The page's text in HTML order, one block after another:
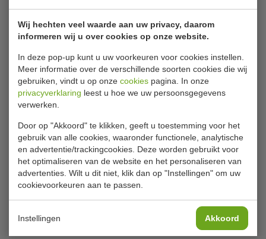
Wij hechten veel waarde aan uw privacy, daarom
informeren wij u over cookies op onze website.
In deze pop-up kunt u uw voorkeuren voor cookies instellen.
Meer informatie over de verschillende soorten cookies die wij
gebruiken, vindt u op onze cookies pagina. In onze
privacyverklaring leest u hoe we uw persoonsgegevens
verwerken.
Door op "Akkoord" te klikken, geeft u toestemming voor het
gebruik van alle cookies, waaronder functionele, analytische
en advertentie/trackingcookies. Deze worden gebruikt voor
het optimaliseren van de website en het personaliseren van
advertenties. Wilt u dit niet, klik dan op "Instellingen" om uw
cookievoorkeuren aan te passen.
Instellingen Akkoord
Merk
Vepabins
Artikelnummer
31004904 + 31035830
Levertijd
2 - 3 werkdagen
€ 43,00
€52,03 incl. btw
In winkelwagentje
Ofbetaal17,34in 3 termijnen met Klarna
Staal verzinkte buispaal met grondankers inclusief